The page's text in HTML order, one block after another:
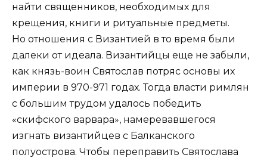
найти священников, необходимых для
крещения, книги и ритуальные предметы.
Но отношения с Византией в то время были
далеки от идеала. Византийцы еще не забыли,
как князь-воин Святослав потряс основы их
империи в 970-971 годах. Тогда власти римлян
с большим трудом удалось победить
«скифского варвара», намеревавшегося
изгнать византийцев с Балканского
полуострова. Чтобы переправить Святослава